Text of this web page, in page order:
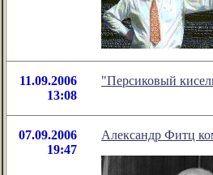
11.09.2006
13:08
"Персиковый
07.09.2006
19:47
Александр Фитц